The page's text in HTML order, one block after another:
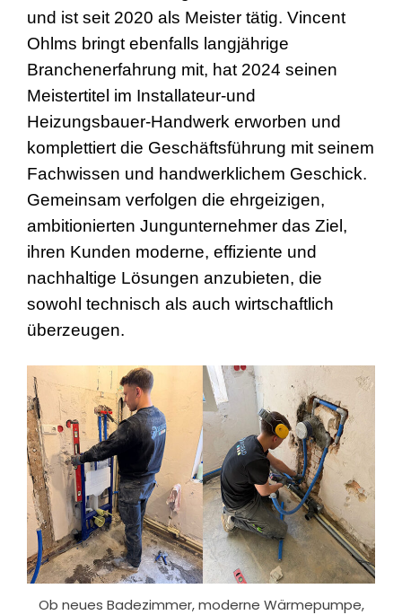
und ist seit 2020 als Meister tätig. Vincent
Ohlms bringt ebenfalls langjährige
Branchenerfahrung mit, hat 2024 seinen
Meistertitel im Installateur-und
Heizungsbauer-Handwerk erworben und
komplettiert die Geschäftsführung mit seinem
Fachwissen und handwerklichem Geschick.
Gemeinsam verfolgen die ehrgeizigen,
ambitionierten Jungunternehmer das Ziel,
ihren Kunden moderne, effiziente und
nachhaltige Lösungen anzubieten, die
sowohl technisch als auch wirtschaftlich
überzeugen.
Ob neues Badezimmer, moderne Wärmepumpe,